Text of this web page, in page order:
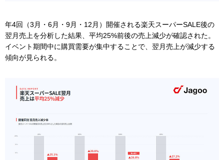
年4回（3月・6月・9月・12月）開催される楽天スーパーSALE後の
翌月売上を分析した結果、平均25%前後の売上減少が確認された。
イベント期間中に購買需要が集中することで、翌月売上が減少する
傾向が見られる。